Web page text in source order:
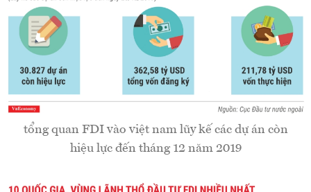
tổng quan FDI vào việt nam lũy kế các dự án còn
hiệu lực đến tháng 12 năm 2019